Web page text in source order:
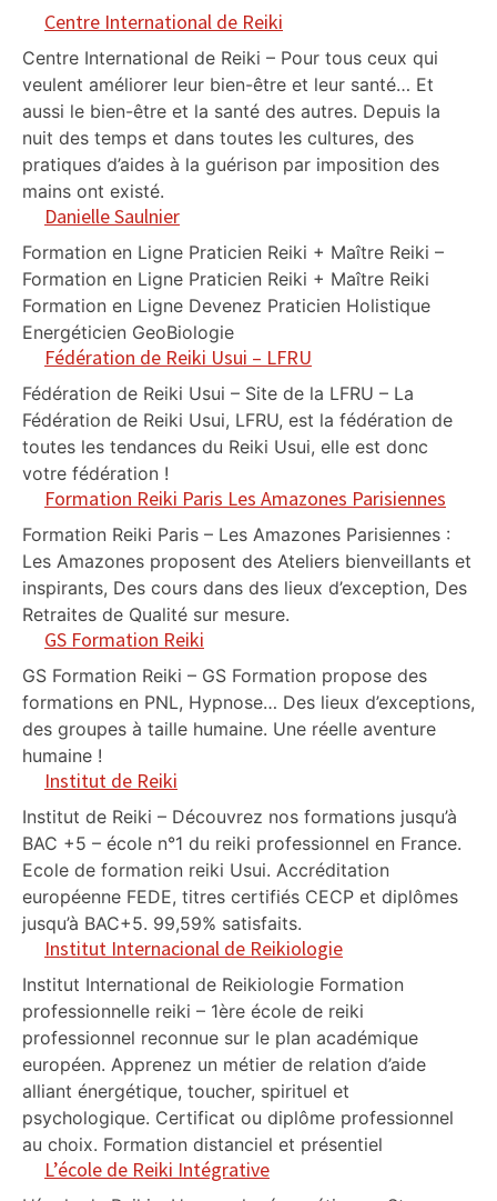
Centre International de Reiki
Centre International de Reiki – Pour tous ceux qui
veulent améliorer leur bien-être et leur santé… Et
aussi le bien-être et la santé des autres. Depuis la
nuit des temps et dans toutes les cultures, des
pratiques d’aides à la guérison par imposition des
mains ont existé.
Danielle Saulnier
Formation en Ligne Praticien Reiki + Maître Reiki –
Formation en Ligne Praticien Reiki + Maître Reiki
Formation en Ligne Devenez Praticien Holistique
Energéticien GeoBiologie
Fédération de Reiki Usui – LFRU
Fédération de Reiki Usui – Site de la LFRU – La
Fédération de Reiki Usui, LFRU, est la fédération de
toutes les tendances du Reiki Usui, elle est donc
votre fédération !
Formation Reiki Paris Les Amazones Parisiennes
Formation Reiki Paris – Les Amazones Parisiennes :
Les Amazones proposent des Ateliers bienveillants et
inspirants, Des cours dans des lieux d’exception, Des
Retraites de Qualité sur mesure.
GS Formation Reiki
GS Formation Reiki – GS Formation propose des
formations en PNL, Hypnose… Des lieux d’exceptions,
des groupes à taille humaine. Une réelle aventure
humaine !
Institut de Reiki
Institut de Reiki – Découvrez nos formations jusqu’à
BAC +5 – école n°1 du reiki professionnel en France.
Ecole de formation reiki Usui. Accréditation
européenne FEDE, titres certifiés CECP et diplômes
jusqu’à BAC+5. 99,59% satisfaits.
Institut Internacional de Reikiologie
Institut International de Reikiologie Formation
professionnelle reiki – 1ère école de reiki
professionnel reconnue sur le plan académique
européen. Apprenez un métier de relation d’aide
alliant énergétique, toucher, spirituel et
psychologique. Certificat ou diplôme professionnel
au choix. Formation distanciel et présentiel
L’école de Reiki Intégrative